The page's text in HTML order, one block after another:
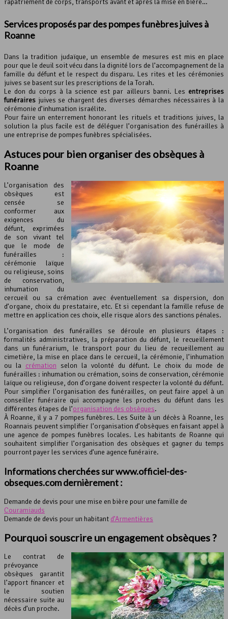
Services proposés par des pompes funèbres juives à
Roanne
Dans la tradition judaïque, un ensemble de mesures est mis en place
pour que le deuil soit vécu dans la dignité lors de l’accompagnement de la
famille du défunt et le respect du disparu. Les rites et les cérémonies
juives se basent sur les prescriptions de la Torah.
Le don du corps à la science est par ailleurs banni. Les entreprises
funéraires juives se chargent des diverses démarches nécessaires à la
cérémonie d’inhumation israélite.
Pour faire un enterrement honorant les rituels et traditions juives, la
solution la plus facile est de déléguer l’organisation des funérailles à
une entreprise de pompes funèbres spécialisées.
Astuces pour bien organiser des obsèques à
Roanne
L’organisation des
obsèques est
censée se
conformer aux
exigences du
défunt, exprimées
de son vivant tel
que le mode de
funérailles :
cérémonie laïque
ou religieuse, soins
de conservation,
inhumation du
cercueil ou sa crémation avec éventuellement sa dispersion, don
d’organe, choix du prestataire, etc. Et si cependant la famille refuse de
mettre en application ces choix, elle risque alors des sanctions pénales.
L’organisation des funérailles se déroule en plusieurs étapes :
formalités administratives, la préparation du défunt, le recueillement
dans un funérarium, le transport pour du lieu de recueillement au
cimetière, la mise en place dans le cercueil, la cérémonie, l’inhumation
ou la crémation selon la volonté du défunt. Le choix du mode de
funérailles : inhumation ou crémation, soins de conservation, cérémonie
laïque ou religieuse, don d’organe doivent respecter la volonté du défunt.
Pour simplifier l’organisation des funérailles, on peut faire appel à un
conseiller funéraire qui accompagne les proches du défunt dans les
différentes étapes de l’organisation des obsèques.
À Roanne, il y a 7 pompes funèbres. Les Suite à un décès à Roanne, les
Roannais peuvent simplifier l’organisation d’obsèques en faisant appel à
une agence de pompes funèbres locales. Les habitants de Roanne qui
souhaitent simplifier l’organisation des obsèques et gagner du temps
pourront payer les services d’une agence funéraire.
Informations cherchées sur www.officiel-des-
obseques.com dernièrement :
Demande de devis pour une mise en bière pour une famille de
Couramiauds
Demande de devis pour un habitant d’Armentières
Pourquoi souscrire un engagement obsèques ?
Le contrat de
prévoyance
obsèques garantit
l’apport financer et
le soutien
nécessaire suite au
décès d’un proche.